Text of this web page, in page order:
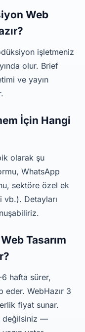
Web
işletmeniz
olur. Brief
ve yayın
İçin Hangi
olarak şu
WhatsApp
sektöre özel ek
vb.). Detayları
Tasarım
hafta sürer,
eder. WebHazır 3
fiyat sunar.
değilsiniz —